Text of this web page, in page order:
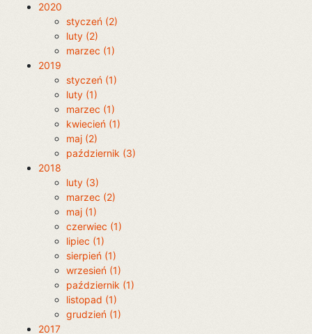
2020
styczeń (2)
luty (2)
marzec (1)
2019
styczeń (1)
luty (1)
marzec (1)
kwiecień (1)
maj (2)
październik (3)
2018
luty (3)
marzec (2)
maj (1)
czerwiec (1)
lipiec (1)
sierpień (1)
wrzesień (1)
październik (1)
listopad (1)
grudzień (1)
2017